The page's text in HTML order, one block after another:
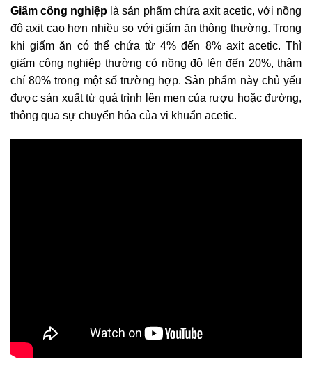
Giấm công nghiệp là sản phẩm chứa axit acetic, với nồng
độ axit cao hơn nhiều so với giấm ăn thông thường. Trong
khi giấm ăn có thể chứa từ 4% đến 8% axit acetic. Thì
giấm công nghiệp thường có nồng độ lên đến 20%, thậm
chí 80% trong một số trường hợp. Sản phẩm này chủ yếu
được sản xuất từ quá trình lên men của rượu hoặc đường,
thông qua sự chuyển hóa của vi khuẩn acetic.